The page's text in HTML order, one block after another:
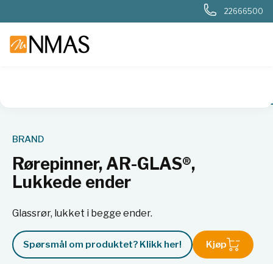
22666500
Rørepinner, AR-
BRAND
Rørepinner, AR-GLAS®,
Lukkede ender
Glassrør, lukket i begge ender.
Spørsmål om produktet? Klikk her! Kjøp